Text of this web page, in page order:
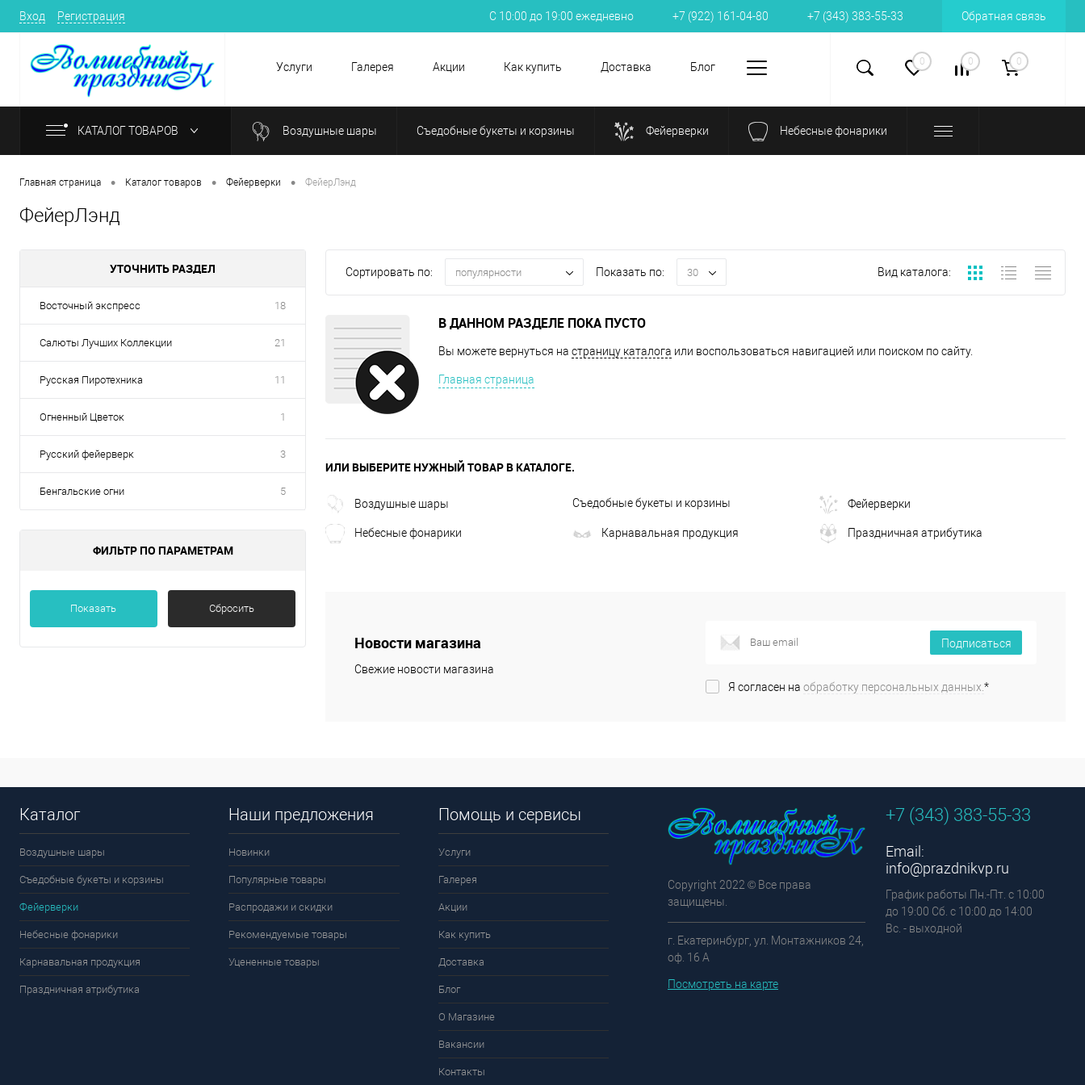
Вход Регистрация С 10:00 до 19:00 ежедневно +7 (922) 161-04-80 +7 (343) 383-55-33 Обратная связь
Услуги Галерея Акции Как купить Доставка Блог 0 0 0
КАТАЛОГ ТОВАРОВ Воздушные шары Съедобные букеты и корзины Фейерверки Небесные фонарики
Главная страница • Каталог товаров • Фейерверки • ФейерЛэнд
ФейерЛэнд
УТОЧНИТЬ РАЗДЕЛ
Восточный экспресс 18
Салюты Лучших Коллекции 21
Русская Пиротехника 11
Огненный Цветок 1
Русский фейерверк 3
Бенгальские огни 5
ФИЛЬТР ПО ПАРАМЕТРАМ
Показать Сбросить
Сортировать по: популярности Показать по: 30 Вид каталога:
В ДАННОМ РАЗДЕЛЕ ПОКА ПУСТО
Вы можете вернуться на страницу каталога или воспользоваться навигацией или поиском по сайту.
Главная страница
ИЛИ ВЫБЕРИТЕ НУЖНЫЙ ТОВАР В КАТАЛОГЕ.
Воздушные шары Съедобные букеты и корзины Фейерверки
Небесные фонарики Карнавальная продукция Праздничная атрибутика
Новости магазина
Свежие новости магазина
Подписаться
Я согласен на обработку персональных данных. *
Каталог
Воздушные шары
Съедобные букеты и корзины
Фейерверки
Небесные фонарики
Карнавальная продукция
Праздничная атрибутика
Наши предложения
Новинки
Популярные товары
Распродажи и скидки
Рекомендуемые товары
Уцененные товары
Помощь и сервисы
Услуги
Галерея
Акции
Как купить
Доставка
Блог
О Магазине
Вакансии
Контакты
Copyright 2022 © Все права
защищены.
г. Екатеринбург, ул. Монтажников 24,
оф. 16 А
Посмотреть на карте
+7 (343) 383-55-33
Email:
info@prazdnikvp.ru
График работы Пн.-Пт. с 10:00
до 19:00 Сб. с 10:00 до 14:00
Вс. - выходной